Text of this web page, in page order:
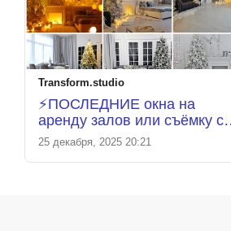
Transform.studio
⚡️ПОСЛЕДНИЕ окна на
аренду залов или съёмку с
фотографом до Нового года!
🎄 ⚡️
25 декабря, 2025 20:21